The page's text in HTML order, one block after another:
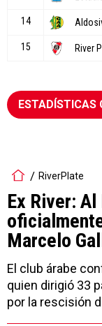
ESTADÍSTICAS
RiverPlate
Ex River:
Marcelo
El club árabe
quien dirigió 33
por la rescisión